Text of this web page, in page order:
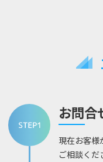
お問合
現在お客様
ご相談くだ